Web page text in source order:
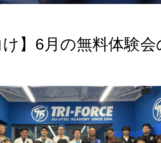
け】6月の無料体験会